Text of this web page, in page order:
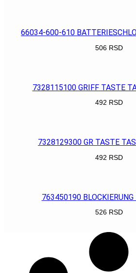
66034-600-610
506 RSD
7328115100 GRIFF TASTE
492 RSD
7328129300 GR TASTE
492 RSD
763450190 BLOCKIERUNG
526 RSD